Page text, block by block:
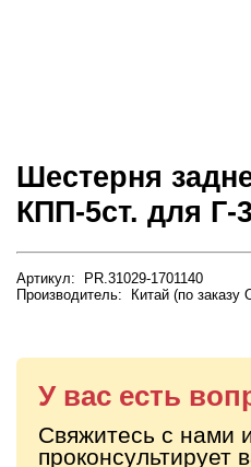
Шестерня
КПП-5ст. для Г-
Артикул: PR.31029-1701140
Производитель: Китай (по
У вас есть
Свяжитесь с нами
проконсультирует